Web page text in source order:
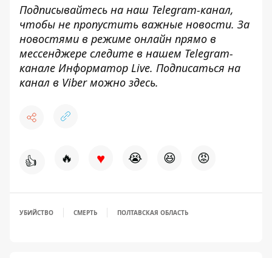
Подписывайтесь на наш Telegram-канал,
чтобы не пропустить важные новости. За
новостями в режиме онлайн прямо в
мессенджере следите в нашем Telegram-
канале Информатор Live. Подписаться на
канал в Viber можно здесь.
👍 🔥 ♥ 😭 😆 😡
УБИЙСТВО СМЕРТЬ ПОЛТАВСКАЯ ОБЛАСТЬ